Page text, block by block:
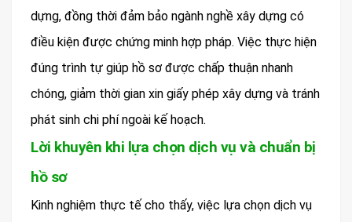
dựng, đồng thời đảm bảo ngành nghề xây dựng có
điều kiện được chứng minh hợp pháp. Việc thực hiện
đúng trình tự giúp hồ sơ được chấp thuận nhanh
chóng, giảm thời gian xin giấy phép xây dựng và tránh
phát sinh chi phí ngoài kế hoạch.
Lời khuyên khi lựa chọn dịch vụ và chuẩn bị
hồ sơ
Kinh nghiệm thực tế cho thấy, việc lựa chọn dịch vụ